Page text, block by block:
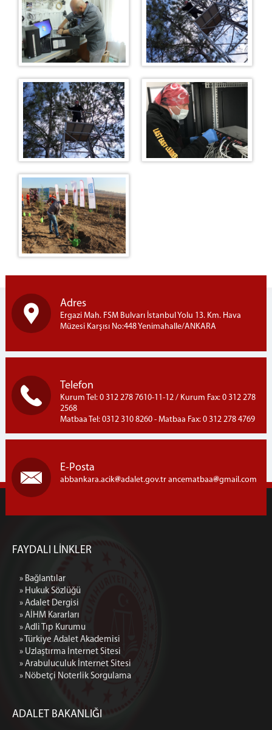
Cbiko Uzaktan Eğitim
İLETİŞİM
Adres
Ergazi Mah. FSM Bulvarı İstanbul Yolu 13. Km. Hava
Müzesi Karşısı No:448 Yenimahalle/ANKARA
Telefon
Kurum Tel: 0 312 278 7610-11-12 / Kurum Fax: 0 312 278
2568
Matbaa Tel: 0312 310 8260 - Matbaa Fax: 0 312 278 4769
E-Posta
abbankara.acik adalet.gov.tr ancematbaa gmail.com
FAYDALI LİNKLER
» Bağlantılar
» Hukuk Sözlüğü
» Adalet Dergisi
» AİHM Kararları
» Adli Tıp Kurumu
» Türkiye Adalet Akademisi
» Uzlaştırma İnternet Sitesi
» Arabuluculuk İnternet Sitesi
» Nöbetçi Noterlik Sorgulama
ADALET BAKANLIĞI